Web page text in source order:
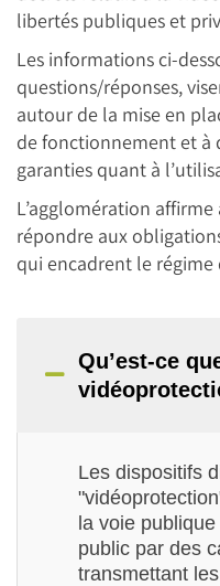
libertés publiques et
Les informations ci-
questions/réponses,
autour de la mise en
de fonctionnement et à
garanties quant à
L’agglomération
répondre aux
qui encadrent le
Qu’est-ce
Les dispositifs
la voie
public par des
transmettant